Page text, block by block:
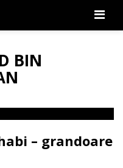
BIN
– grandoare